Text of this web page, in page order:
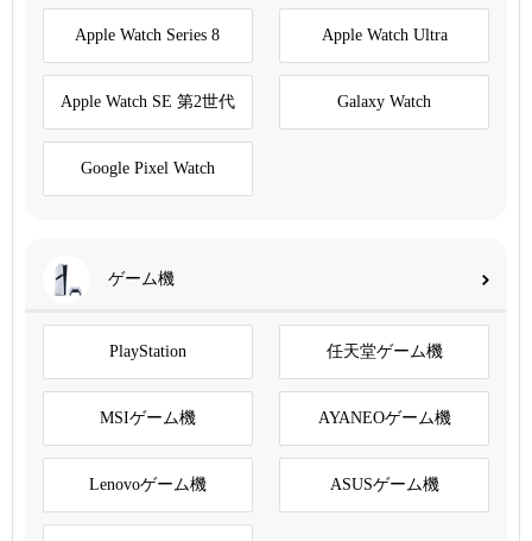
Apple Watch Series 8 Apple Watch Ultra
Apple Watch SE 第2世代 Galaxy Watch
Google Pixel Watch
ゲーム機
PlayStation 任天堂ゲーム機
MSIゲーム機 AYANEOゲーム機
Lenovoゲーム機 ASUSゲーム機